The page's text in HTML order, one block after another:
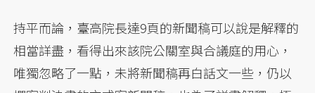
持平而論，臺高院長達9頁的新聞稿可以說是解釋的
相當詳盡，看得出來該院公關室與合議庭的用心，
唯獨忽略了一點，未將新聞稿再白話文一些，仍以